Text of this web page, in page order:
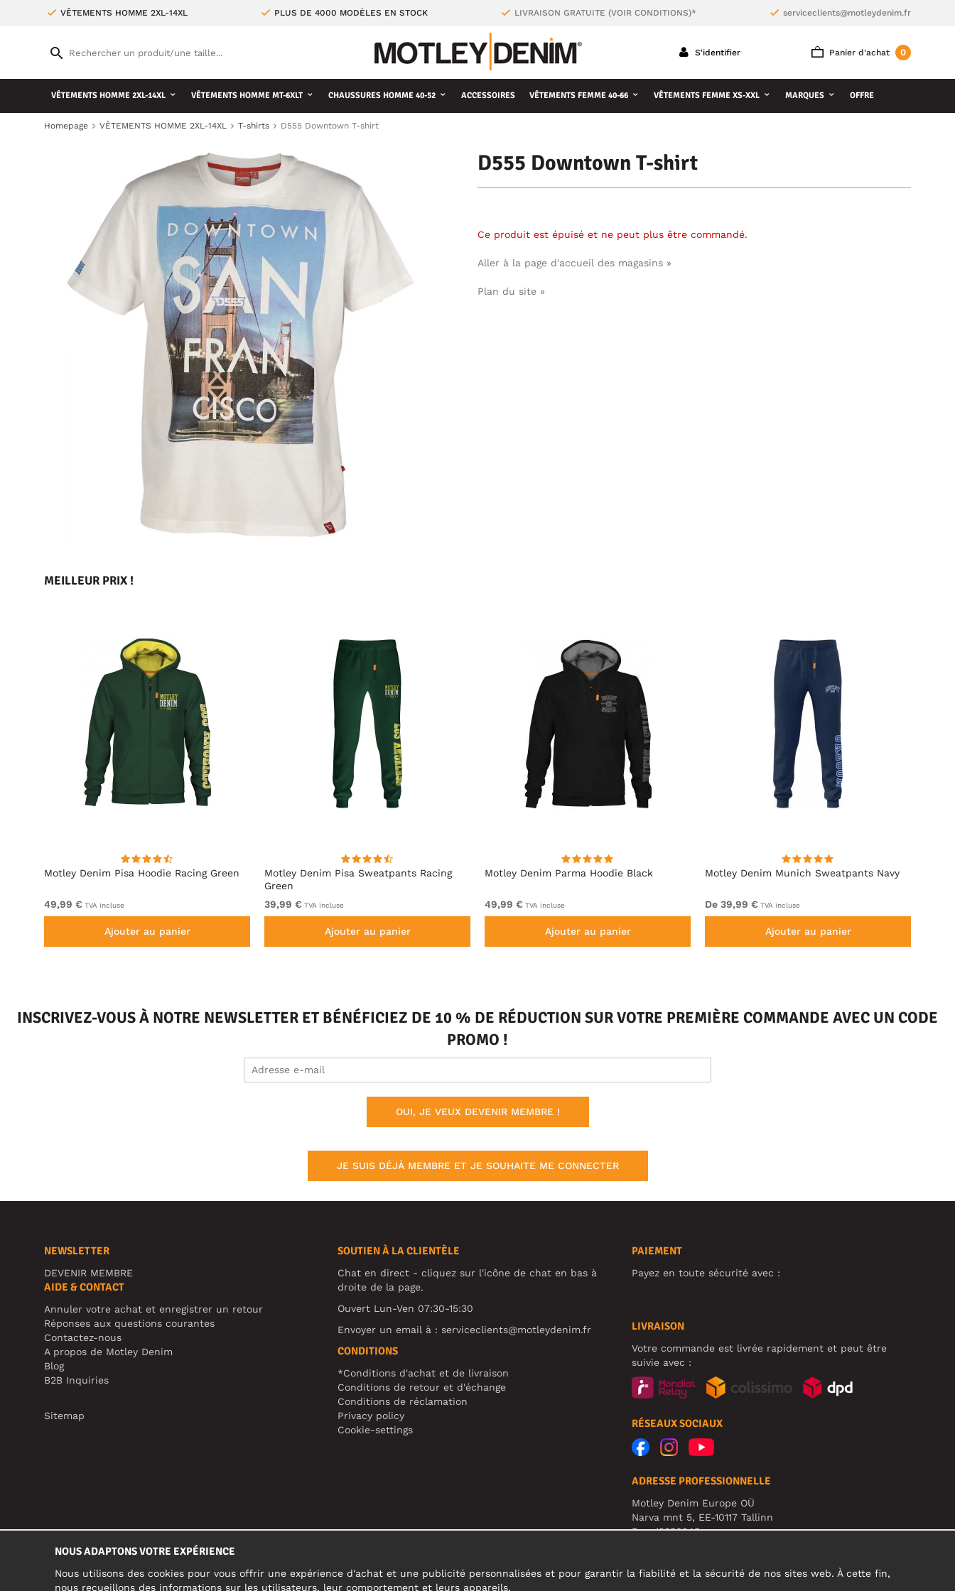
VÊTEMENTS HOMME 2XL-14XL PLUS DE 4000 MODÈLES EN STOCK LIVRAISON GRATUITE (VOIR CONDITIONS)* serviceclients@motleydenim.fr
Panier d'achat 0
S'identifier
VÊTEMENTS HOMME 2XL-14XL VÊTEMENTS HOMME MT-6XLT CHAUSSURES HOMME 40-52 ACCESSOIRES VÊTEMENTS FEMME 40-66 VÊTEMENTS FEMME XS-XXL MARQUES OFFRE
Homepage VÊTEMENTS HOMME 2XL-14XL T-shirts D555 Downtown T-shirt
D555 Downtown T-shirt
Ce produit est épuisé et ne peut plus être commandé.
Aller à la page d'accueil des magasins »
Plan du site »
MEILLEUR PRIX !
Motley Denim Pisa Hoodie Racing Green
49,99 € TVA incluse
Ajouter au panier
Motley Denim Pisa Sweatpants Racing
Green
39,99 € TVA incluse
Ajouter au panier
Motley Denim Parma Hoodie Black
49,99 € TVA incluse
Ajouter au panier
Motley Denim Munich Sweatpants Navy
De 39,99 € TVA incluse
Ajouter au panier
INSCRIVEZ-VOUS À NOTRE NEWSLETTER ET BÉNÉFICIEZ DE 10 % DE RÉDUCTION SUR VOTRE PREMIÈRE COMMANDE AVEC UN CODE
PROMO !
OUI, JE VEUX DEVENIR MEMBRE !
JE SUIS DÉJÀ MEMBRE ET JE SOUHAITE ME CONNECTER
NEWSLETTER
DEVENIR MEMBRE
AIDE & CONTACT
Annuler votre achat et enregistrer un retour
Réponses aux questions courantes
Contactez-nous
A propos de Motley Denim
Blog
B2B Inquiries
Sitemap
SOUTIEN À LA CLIENTÈLE
Chat en direct - cliquez sur l'icône de chat en bas à
droite de la page.
Ouvert Lun-Ven 07:30-15:30
Envoyer un email à :serviceclients@motleydenim.fr
CONDITIONS
*Conditions d'achat et de livraison
Conditions de retour et d'échange
Conditions de réclamation
Privacy policy
Cookie-settings
PAIEMENT
Payez en toute sécurité avec :
LIVRAISON
Votre commande est livrée rapidement et peut être
suivie avec :
RÉSEAUX SOCIAUX
ADRESSE PROFESSIONNELLE
Motley Denim Europe OÜ
Narva mnt 5, EE-10117 Tallinn
Reg: 12356245
cette adresse !
NOUS ADAPTONS VOTRE EXPÉRIENCE
Nous utilisons des cookies pour vous offrir une expérience d'achat et une publicité personnalisées et pour garantir la fiabilité et la sécurité de nos sites web. À cette fin,
nous recueillons des informations sur les utilisateurs, leur comportement et leurs appareils.